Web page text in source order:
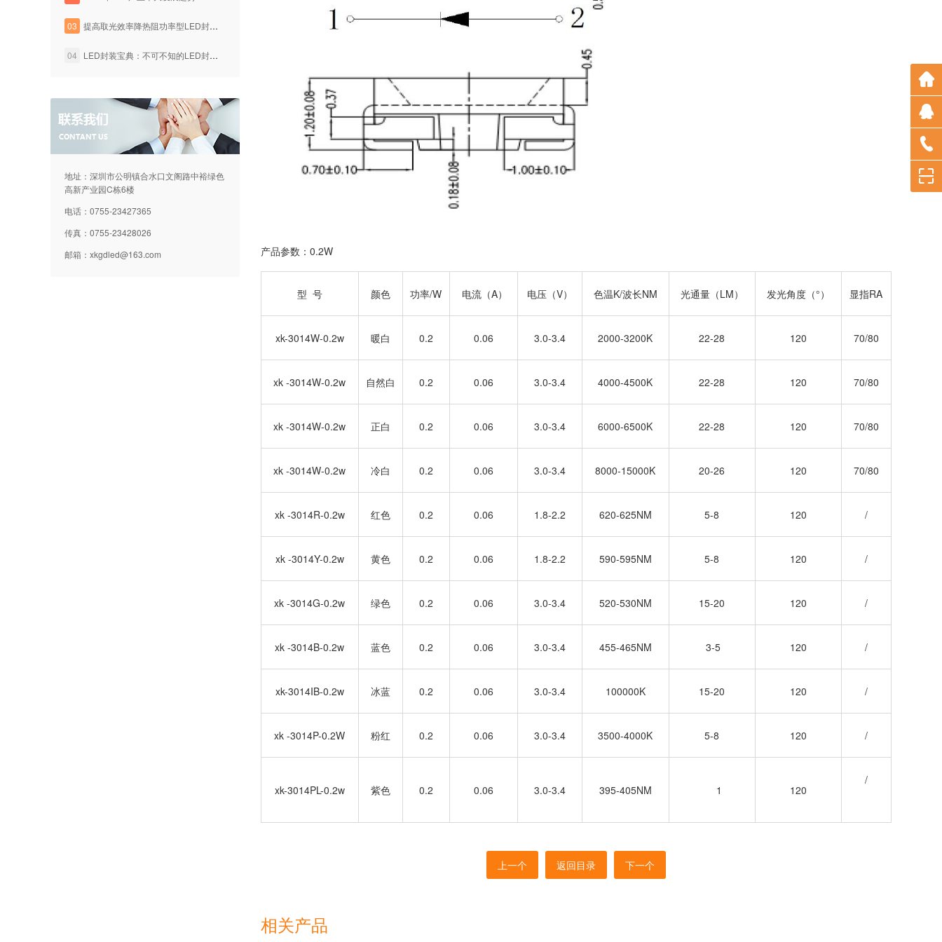
03 提高取光效率降热阻功率型LED封装技术
04 LED封装宝典：不可不知的LED封装工艺知识
地址：深圳市公明镇合水口文阁路中裕绿色
高新产业园C栋6楼
电话：0755-23427365
传真：0755-23428026
邮箱： xkgdled@163.com 产品参数：0.2W
型 号 颜色 功率/W 电流（A） 电压（V） 色温K/波长NM 光通量（LM） 发光角度（°） 显指RA
xk-3014W-0.2w 暖白 0.2 0.06 3.0-3.4 2000-3200K 22-28 120 70/80
xk -3014W-0.2w 自然白 0.2 0.06 3.0-3.4 4000-4500K 22-28 120 70/80
xk -3014W-0.2w 正白 0.2 0.06 3.0-3.4 6000-6500K 22-28 120 70/80
xk -3014W-0.2w 冷白 0.2 0.06 3.0-3.4 8000-15000K 20-26 120 70/80
xk -3014R-0.2w 红色 0.2 0.06 1.8-2.2 620-625NM 5-8 120 /
xk -3014Y-0.2w 黄色 0.2 0.06 1.8-2.2 590-595NM 5-8 120 /
xk -3014G-0.2w 绿色 0.2 0.06 3.0-3.4 520-530NM 15-20 120 /
xk -3014B-0.2w 蓝色 0.2 0.06 3.0-3.4 455-465NM 3-5 120 /
xk-3014IB-0.2w 冰蓝 0.2 0.06 3.0-3.4 100000K 15-20 120 /
xk -3014P-0.2W 粉红 0.2 0.06 3.0-3.4 3500-4000K 5-8 120 /
xk-3014PL-0.2w 紫色 0.2 0.06 3.0-3.4 395-405NM 1 120
/
上一个 返回目录 下一个
相关产品